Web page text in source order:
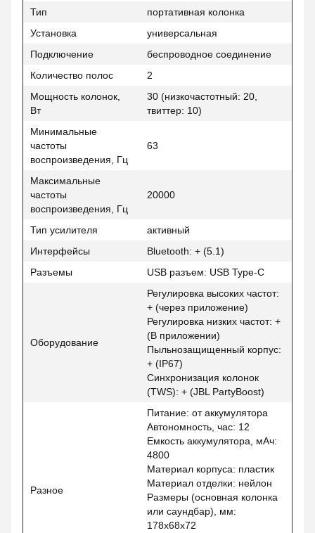
Тип
портативная колонка
Установка
универсальная
Подключение
беспроводное соединение
Количество полос
2
Мощность колонок,
Вт
30 (низкочастотный: 20,
твиттер: 10)
Минимальные
частоты
воспроизведения, Гц
63
Максимальные
частоты
воспроизведения, Гц
20000
Тип усилителя
активный
Интерфейсы
Bluetooth: + (5.1)
Разъемы
USB разъем: USB Type-C
Оборудование
Регулировка высоких частот:
+ (через приложение)
Регулировка низких частот: +
(В приложении)
Пыльнозащищенный корпус:
+ (IP67)
Синхронизация колонок
(TWS): + (JBL PartyBoost)
Разное
Питание: от аккумулятора
Автономность, час: 12
Емкость аккумулятора, мАч:
4800
Материал корпуса: пластик
Материал отделки: нейлон
Размеры (основная колонка
или саундбар), мм:
178x68x72